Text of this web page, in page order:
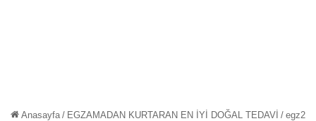
Anasayfa / EGZAMADAN KURTARAN EN İYİ DOĞAL TEDAVİ / egz2